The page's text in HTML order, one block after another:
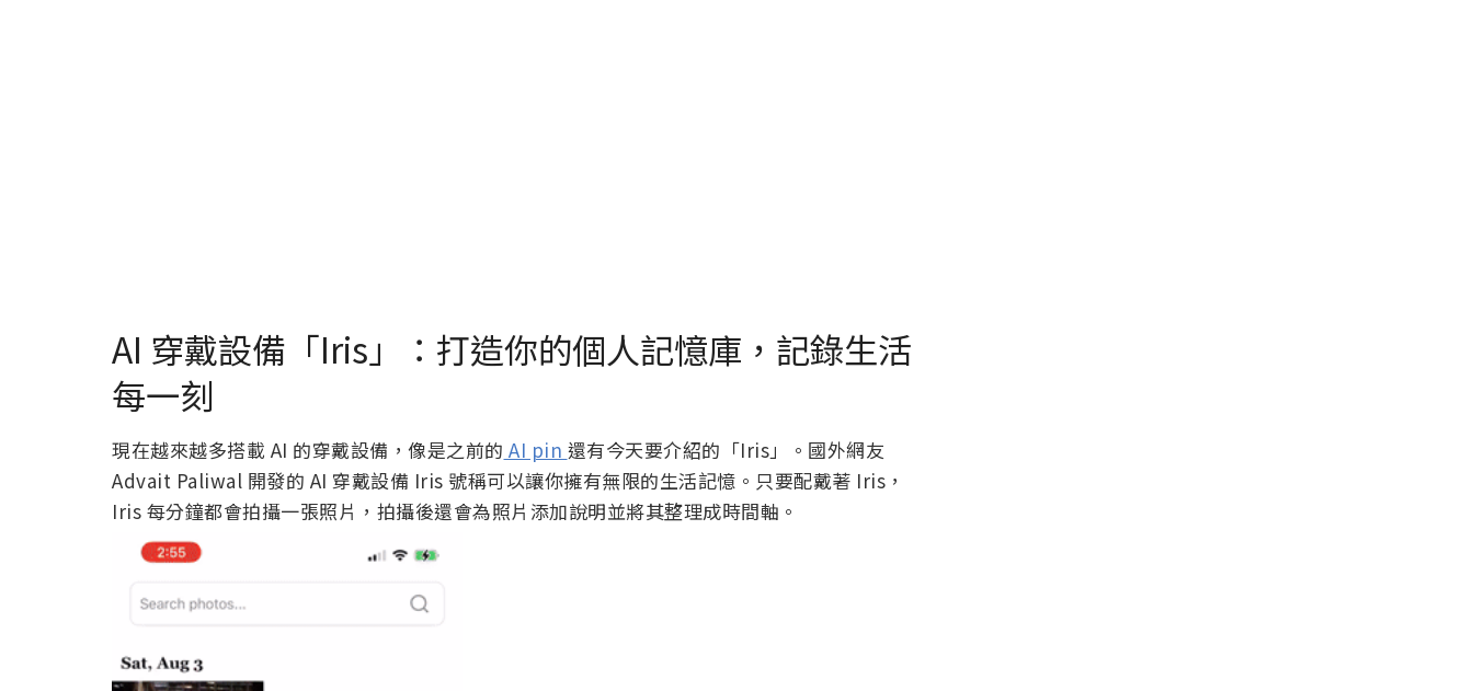
AI 穿戴設備「Iris」：打造你的個人記憶庫，記錄生活
每一刻
現在越來越多搭載 AI 的穿戴設備，像是之前的 AI pin 還有今天要介紹的「Iris」。國外網友
Advait Paliwal 開發的 AI 穿戴設備 Iris 號稱可以讓你擁有無限的生活記憶。只要配戴著 Iris，
Iris 每分鐘都會拍攝一張照片，拍攝後還會為照片添加說明並將其整理成時間軸。